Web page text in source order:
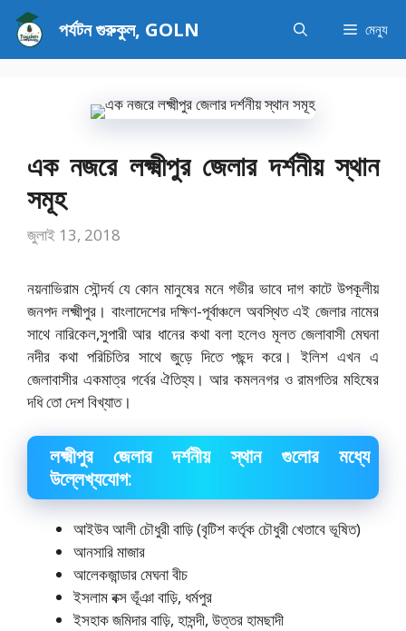
এড়িেয়
লেখায়
যান
পর্যটন গুরুকুল, GOLN মেন্যু
এক নজরে লক্ষ্মীপুর জেলার দর্শনীয় স্থান
সমূহ
জুলাই 13, 2018
নয়নাভিরাম সৌন্দর্য যে কোন মানুষের মনে গভীর ভাবে দাগ কাটে উপকূলীয়
জনপদ লক্ষ্মীপুর। বাংলাদেশের দক্ষিণ-পূর্বাঞ্চলে অবস্থিত এই জেলার নামের
সাথে নারিকেল,সুপারী আর ধানের কথা বলা হলেও মূলত জেলাবাসী মেঘনা
নদীর কথা পরিচিতির সাথে জুড়ে দিতে পছন্দ করে। ইলিশ এখন এ
জেলাবাসীর একমাত্র গর্বের ঐতিহ্য। আর কমলনগর ও রামগতির মহিষের
দধি তো দেশ বিখ্যাত।
লক্ষ্মীপুর জেলার দর্শনীয় স্থান গুলোর মধ্যে
উল্লেখ্যযোগ:
আইউব আলী চৌধুরী বাড়ি (বৃটিশ কর্তৃক চৌধুরী খেতাবে ভূষিত)
আনসারি মাজার
আলেকজান্ডার মেঘনা বীচ
ইসলাম বক্স ভূঁঞা বাড়ি, ধর্মপুর
ইসহাক জমিদার বাড়ি, হাসন্দী, উত্তর হামছাদী